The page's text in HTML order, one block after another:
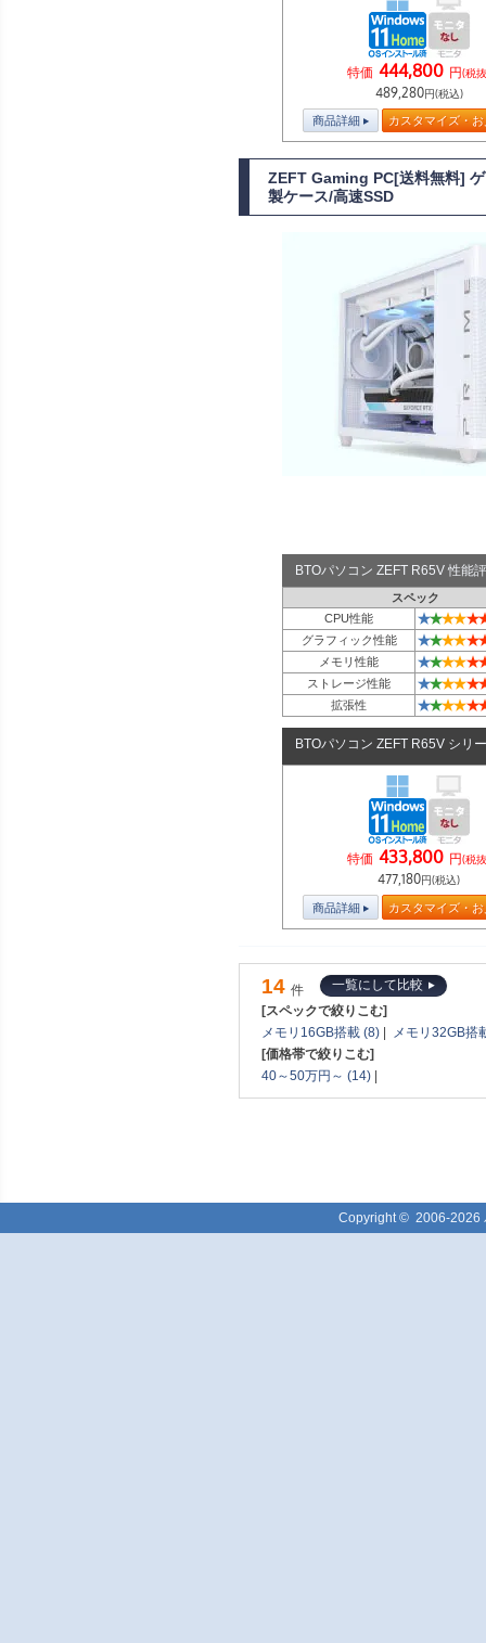
特価 444,800 円(税
489,280円(税込)
商品詳細 カスタマイズ・
ZEFT Gaming PC[送料無料]
製ケース/高速SSD
BTOパソコン ZEFT R65V 性能
スペック
CPU性能
★★★★★
グラフィック性能 ★★★★★
メモリ性能 ★★★★★
ストレージ性能 ★★★★★
拡張性 ★★★★★
BTOパソコン ZEFT R65V シリ
特価 433,800 円(税
477,180円(税込)
商品詳細 カスタマイズ・
14 件
一覧にして比較
[スペックで絞りこむ]
メモリ16GB搭載 (8)
メモリ32GB搭
[価格帯で絞りこむ]
40～50万円～ (14)
Copyright © 2006-2026